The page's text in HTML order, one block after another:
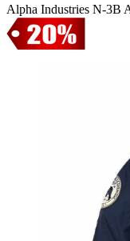
Alpha Industries N-3B